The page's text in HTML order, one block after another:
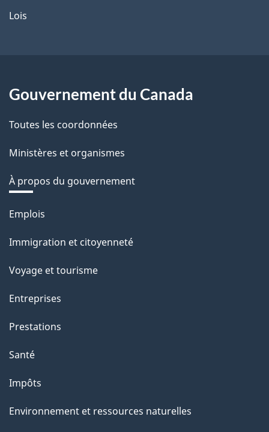
Lois
Gouvernement du Canada
Toutes les coordonnées
Ministères et organismes
À propos du gouvernement
Thèmes
sujets
Emplois
Immigration et citoyenneté
Voyage et tourisme
Entreprises
Prestations
Santé
Impôts
Environnement et ressources naturelles